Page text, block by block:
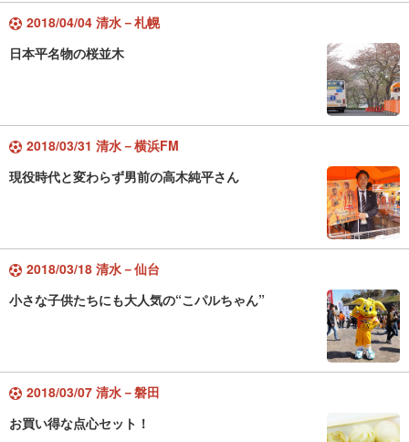
2018/04/04 清水－札幌
日本平名物の桜並木
2018/03/31 清水－横浜FM
現役時代と変わらず男前の高木純平さん
2018/03/18 清水－仙台
小さな子供たちにも大人気の“こパルちゃん”
2018/03/07 清水－磐田
お買い得な点心セット！